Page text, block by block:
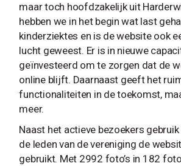
maar toch hoofdzakelijk uit
hebben we in het begin wat last
kinderziektes en is de website ook
lucht geweest. Er is in nieuwe
geïnvesteerd om te zorgen dat de
online blijft. Daarnaast geeft het
functionaliteiten in de toekomst,
meer.
Naast het actieve bezoekers
de leden van de vereniging de
gebruikt. Met 2992 foto’s in 182